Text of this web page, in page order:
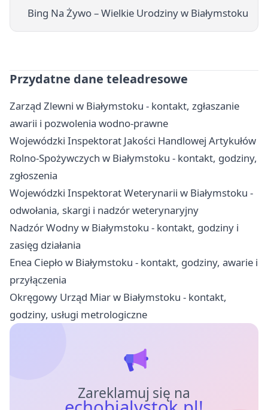
Bing Na Żywo – Wielkie Urodziny w Białymstoku
Przydatne dane teleadresowe
Zarząd Zlewni w Białymstoku - kontakt, zgłaszanie
awarii i pozwolenia wodno-prawne
Wojewódzki Inspektorat Jakości Handlowej Artykułów
Rolno-Spożywczych w Białymstoku - kontakt, godziny,
zgłoszenia
Wojewódzki Inspektorat Weterynarii w Białymstoku -
odwołania, skargi i nadzór weterynaryjny
Nadzór Wodny w Białymstoku - kontakt, godziny i
zasięg działania
Enea Ciepło w Białymstoku - kontakt, godziny, awarie i
przyłączenia
Okręgowy Urząd Miar w Białymstoku - kontakt,
godziny, usługi metrologiczne
Zareklamuj się na